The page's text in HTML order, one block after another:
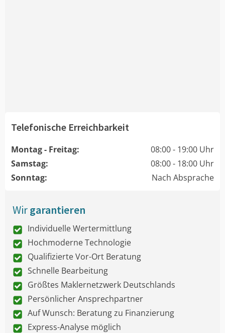
Telefonische Erreichbarkeit
Montag - Freitag:
08:00 - 19:00 Uhr
Samstag:
08:00 - 18:00 Uhr
Sonntag:
Nach Absprache
Wirgarantieren
Individuelle Wertermittlung
Hochmoderne Technologie
Qualifizierte Vor-Ort Beratung
Schnelle Bearbeitung
Größtes Maklernetzwerk Deutschlands
Persönlicher Ansprechpartner
Auf Wunsch: Beratung zu Finanzierung
Express-Analyse möglich